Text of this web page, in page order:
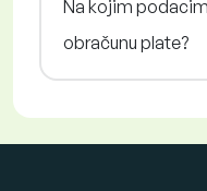
Na kojim
obračunu plate?